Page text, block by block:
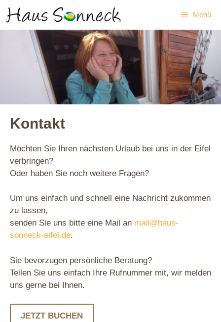
Zum
Inhalt
springen
Menü
Kontakt
Möchten Sie Ihren nächsten Urlaub bei uns in der Eifel
verbringen?
Oder haben Sie noch weitere Fragen?
Um uns einfach und schnell eine Nachricht zukommen
zu lassen,
senden Sie uns bitte eine Mail an mail@haus-
sonneck-eifel.de.
Sie bevorzugen persönliche Beratung?
Teilen Sie uns einfach Ihre Rufnummer mit, wir melden
uns gerne bei Ihnen.
JETZT BUCHEN